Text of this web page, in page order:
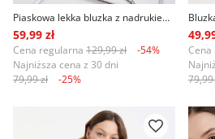
Piaskowa lekka bluzka z nadrukiem paisley
59,99 zł
Cena regularna 129,99 zł
-54%
Najniższa cena z 30 dni
79,99 zł
-25%
Cena
79,99